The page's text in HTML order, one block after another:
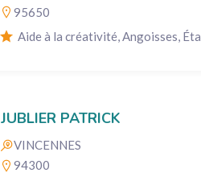
95650
Aide à la créativité, Angoisses,
JUBLIER PATRICK
VINCENNES
94300